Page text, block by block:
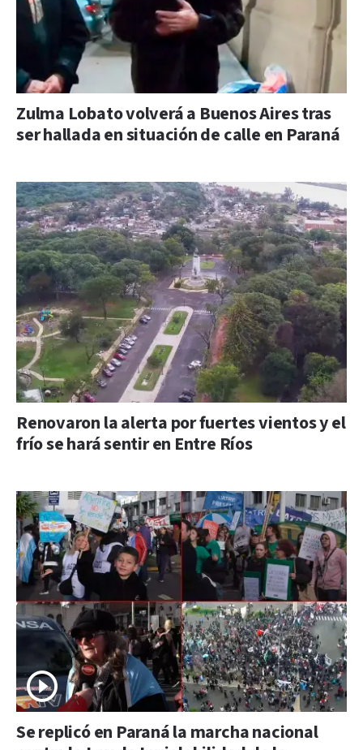
Zulma Lobato volverá a Buenos Aires tras
ser hallada en situación de calle en Paraná
Renovaron la alerta por fuertes vientos y el
frío se hará sentir en Entre Ríos
Se replicó en Paraná la marcha nacional